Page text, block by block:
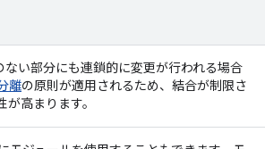
い部分にも連鎖的に変更が行われる場合
離の原則が適用されるため、結合が制限さ
高まります。